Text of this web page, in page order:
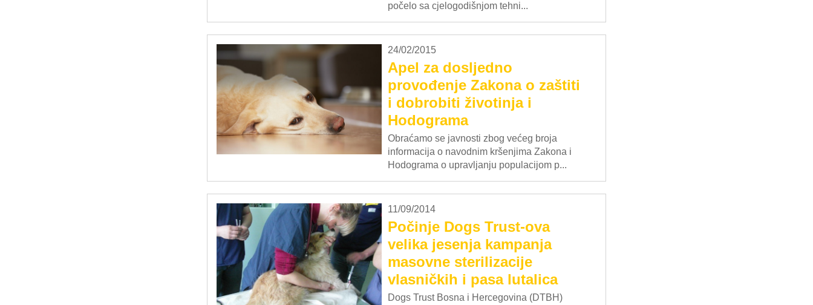
počelo sa cjelogodišnjom tehni...
24/02/2015
Apel za dosljedno
provođenje Zakona o zaštiti
i dobrobiti životinja i
Hodograma
Obraćamo se javnosti zbog većeg broja
informacija o navodnim kršenjima Zakona i
Hodograma o upravljanju populacijom p...
11/09/2014
Počinje Dogs Trust-ova
velika jesenja kampanja
masovne sterilizacije
vlasničkih i pasa lutalica
Dogs Trust Bosna i Hercegovina (DTBH)